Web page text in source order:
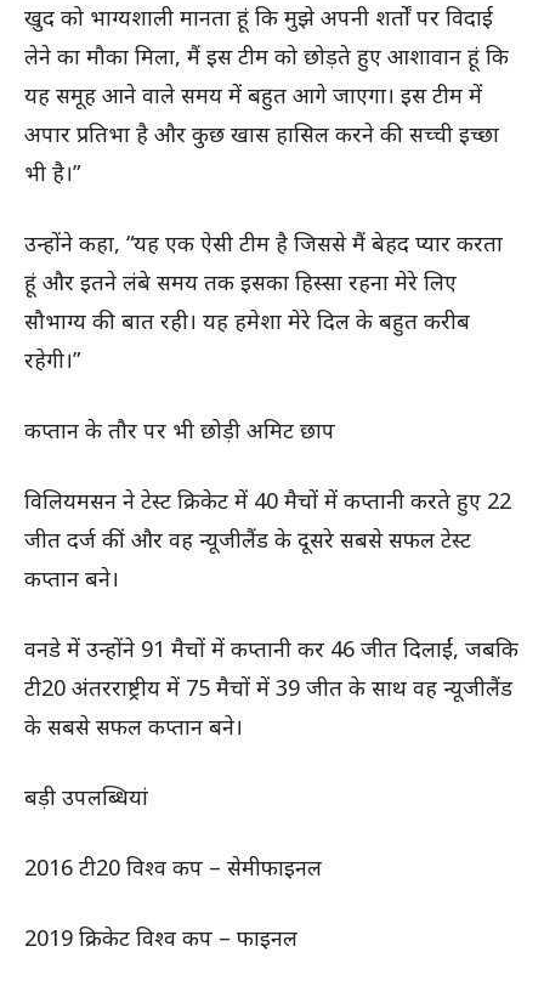
खुद को भाग्यशाली मानता हूं कि मुझे अपनी शर्तों पर विदाई
लेने का मौका मिला, मैं इस टीम को छोड़ते हुए आशावान हूं कि
यह समूह आने वाले समय में बहुत आगे जाएगा। इस टीम में
अपार प्रतिभा है और कुछ खास हासिल करने की सच्ची इच्छा
भी है।”
उन्होंने कहा, “यह एक ऐसी टीम है जिससे मैं बेहद प्यार करता
हूं और इतने लंबे समय तक इसका हिस्सा रहना मेरे लिए
सौभाग्य की बात रही। यह हमेशा मेरे दिल के बहुत करीब
रहेगी।”
कप्तान के तौर पर भी छोड़ी अमिट छाप
विलियमसन ने टेस्ट क्रिकेट में 40 मैचों में कप्तानी करते हुए 22
जीत दर्ज कीं और वह न्यूजीलैंड के दूसरे सबसे सफल टेस्ट
कप्तान बने।
वनडे में उन्होंने 91 मैचों में कप्तानी कर 46 जीत दिलाईं, जबकि
टी20 अंतरराष्ट्रीय में 75 मैचों में 39 जीत के साथ वह न्यूजीलैंड
के सबसे सफल कप्तान बने।
बड़ी उपलब्धियां
2016 टी20 विश्व कप – सेमीफाइनल
2019 क्रिकेट विश्व कप – फाइनल